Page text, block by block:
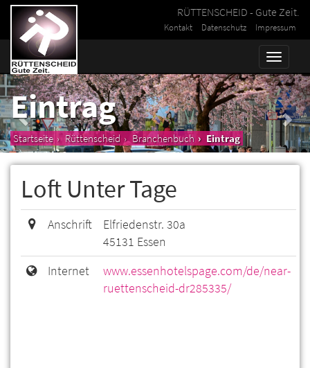
RÜTTENSCHEID - Gute Zeit.
Kontakt Datenschutz Impressum
Toggle
Eintrag
Startseite Rüttenscheid Branchenbuch Eintrag
Loft Unter Tage
Anschrift
Elfriedenstr. 30a
45131 Essen
Internet
www.essenhotelspage.com/de/near-
ruettenscheid-dr285335/